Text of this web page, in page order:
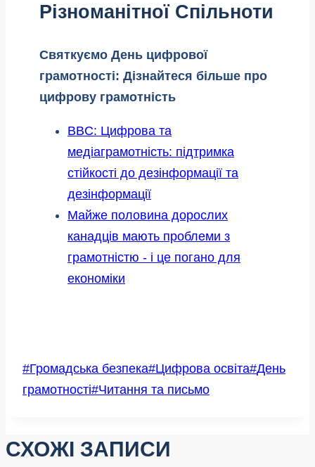
Різноманітної Спільноти
Святкуємо День цифрової
грамотності: Дізнайтеся більше про
цифрову грамотність
BBC: Цифрова та
медіаграмотність: підтримка
стійкості до дезінформації та
дезінформації
Майже половина дорослих
канадців мають проблеми з
грамотністю - і це погано для
економіки
Позначки
запису:
#Громадська безпека#Цифрова освіта#День
грамотності#Читання та письмо
СХОЖІ ЗАПИСИ